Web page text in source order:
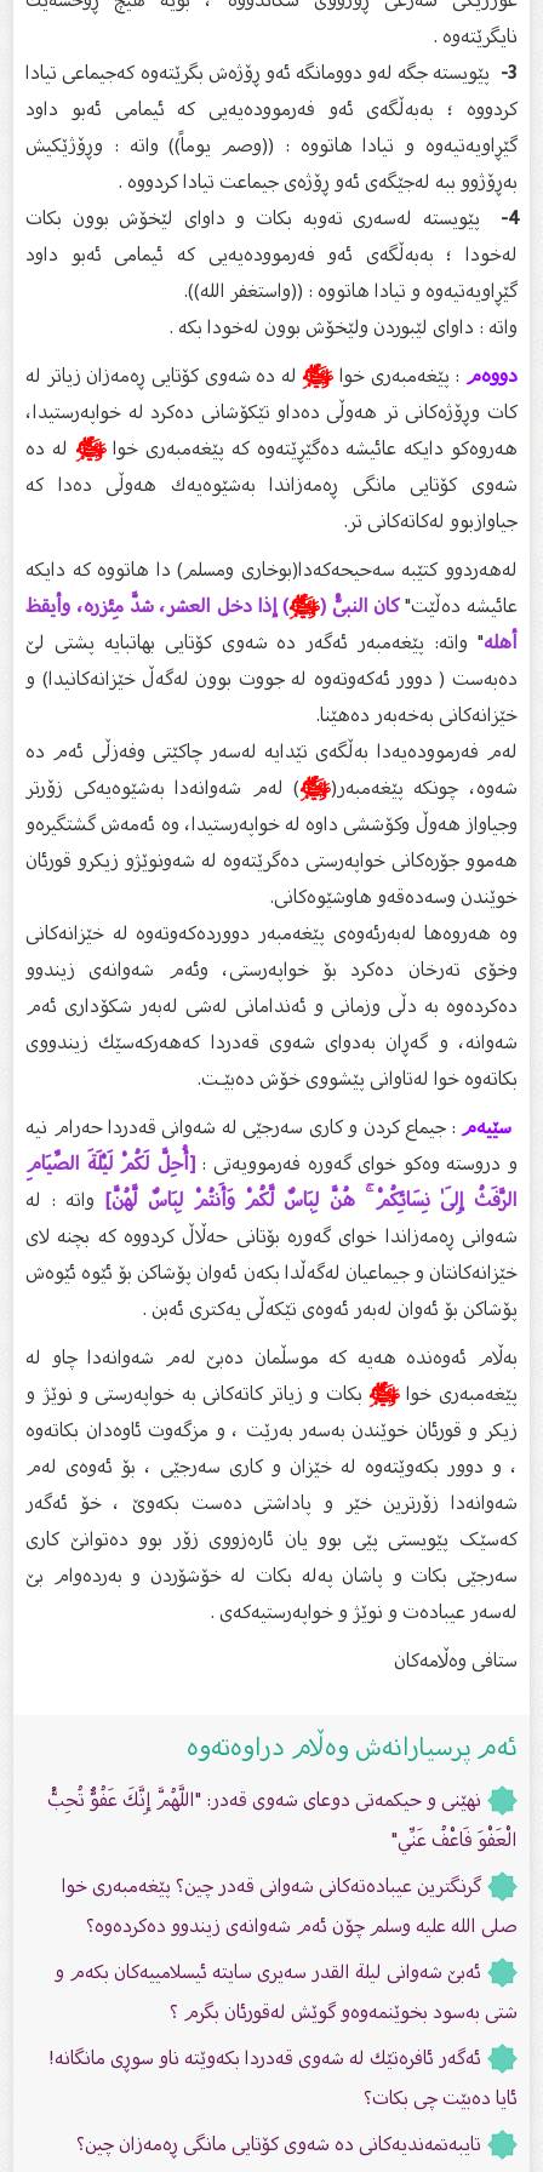
نایگرێته‌وه‌ .
پێویسته‌ جگه‌ له‌و دوومانگه‌ ئه‌و ڕۆژه‌ش بگرێته‌وه‌ كه‌جیماعی تیادا
كردووه‌ ؛ به‌به‌ڵگه‌ی ئه‌و فه‌رمووده‌یه‌یی كه‌ ئیمامی ئه‌بو داود
گێڕاویه‌تیه‌وه‌ و تیادا هاتووه‌ : ((وصم یوماً)) واته‌ : وڕۆژێكیش
به‌ڕۆژوو ببه‌ له‌جێگه‌ی ئه‌و ڕۆژه‌ی جیماعت تیادا كردووه‌ .
پێویسته‌ له‌سه‌ری ته‌وبه‌ بكات و داوای لێخۆش بوون بكات
له‌خودا ؛ به‌به‌ڵگه‌ی ئه‌و فه‌رمووده‌یه‌یی كه‌ ئیمامی ئه‌بو داود
گێڕاویه‌تیه‌وه‌ و تیادا هاتووه‌ : ((واستغفر الله)).
واته‌ : داوای لێبوردن ولێخۆش بوون له‌خودا بكه‌ .
دووەم: پێغەمبەری خواﷺلە دە شەوی کۆتایی ڕەمەزان زیاتر لە
كات وڕۆژەكانی تر هەوڵی دەداو تێكۆشانی دەكرد لە خواپەرستیدا،
هەروەكو دایكە عائیشە دەگێڕێتەوە كە پێغەمبەری خواﷺلە دە
شەوی كۆتایی مانگی ڕەمەزاندا بەشێوەیەك هەوڵی دەدا كە
جیاوازبوو لەكاتەكانی تر.
لەهەردوو كتێبە سەحیحەكەدا(بوخاری ومسلم) دا هاتووە كە دایكە
عائیشە دەڵێت"كان النبىُّ (ﷺ) إذا دخل العشر، شدَّ مِئزره، وأيقظ
أهله" واتە: پێغەمبەر ئەگەر دە شەوی كۆتایی بهاتبایە پشتی لێ
دەبەست ( دوور ئەكەوتەوە لە جووت بوون لەگەڵ خێزانەكانیدا) و
خێزانەكانی بەخەبەر دەهێنا.
لەم فەرموودەیەدا بەڵگەی تێدایە لەسەر چاكێتی وفەزڵی ئەم دە
شەوە، چونكە پێغەمبەر(ﷺ) لەم شەوانەدا بەشێوەیەكی زۆرتر
وجیاواز هەوڵ وكۆششی داوە لە خواپەرستیدا، وە ئەمەش گشتگیرەو
هەموو جۆرەكانی خواپەرستی دەگرێتەوە لە شەونوێژو زیكرو قورئان
خوێندن وسەدەقەو هاوشێوەكانی.
وە هەروەها لەبەرئەوەی پێغەمبەر دووردەكەوتەوە لە خێزانەكانی
وخۆی تەرخان دەكرد بۆ خواپەرستی، وئەم شەوانەی زیندوو
دەكردەوە بە دڵی وزمانی و ئەندامانی لەشی لەبەر شكۆداری ئەم
شەوانە، و گەڕان بەدوای شەوی قەدردا كەهەركەسێك زیندووی
بكاتەوە خوا لەتاوانی پێشووی خۆش دەبێـت.
سێیەم: جیماع کردن و کارى سەرجێی لە شەوانى قەدردا حەرام نیە
و دروستە وەکو خواى گەورە فەرموویەتى : [أُحِلَّ لَكُمْ لَيْلَةَ الصِّيَامِ
الرَّفَثُ إِلَىٰ نِسَائِكُمْ ۚ هُنَّ لِبَاسٌ لَّكُمْ وَأَنتُمْ لِبَاسٌ لَّهُنَّ]واتە : له‌
شه‌وانی ڕه‌مه‌زاندا خوای گه‌وره‌ بۆتانی حه‌ڵاڵ كردووه‌ كه‌ بچنه‌ لای
خێزانه‌كانتان و جیماعیان له‌گه‌ڵدا بكه‌ن ئه‌وان پۆشاكن بۆ ئێوه‌ ئێوه‌ش
پۆشاكن بۆ ئه‌وان له‌به‌ر ئه‌وه‌ی تێكه‌ڵی یه‌كتری ئه‌بن .
بەڵام ئەوەندە هەیە کە موسڵمان دەبێ لەم شەوانەدا چاو لە
پێغەمبەرى خواﷺبکات و زیاتر کاتەکانى بە خواپەرستى و نوێژ و
زیکر و قورئان خوێندن بەسەر بەرێت ، و مزگەوت ئاوەدان بکاتەوە
، و دوور بکەوێتەوە لە خێزان و کارى سەرجێی ، بۆ ئەوەى لەم
شەوانەدا زۆرترین خێر و پاداشتی دەست بکەوێ ، خۆ ئەگەر
کەسێک پێویستى پێی بوو یان ئارەزووى زۆر بوو دەتوانێ کارى
سەرجێی بکات و پاشان پەلە بکات لە خۆشۆردن و بەردەوام بێ
لەسەر عیبادەت و نوێژ و خواپەرستیەکەی .
ستافی وەڵامەکان
ئەم پرسیارانەش وەڵام دراوەتەوە
نهێنی و حیكمەتی دوعای شەوی قەدر: "اللَّهُمَّ إِنَّكَ عَفُوٌّ تُحِبُّ
الْعَفْوَ فَاعْفُ عَنِّي"
گرنگترین عیبادەتەکانى شەوانى قەدر چین؟ پێغەمبەرى خوا
صلى الله علیه وسلم چۆن ئەم شەوانەى زیندوو دەکردەوە؟
ئەبێ شەوانی ليلة القدر سەیری سایتە ئیسلامییەكان بکەم و
شتی بەسود بخوێنمەوەو گوێش لەقورئان بگرم ؟
ئه‌گه‌ر ئافره‌تێك له ‌شه‌وی قه‌دردا بكه‌وێته‌ ناو سوڕی مانگانه‌!
ئایا ده‌بێت چی بكات؟
تایبەتمەندیەكانی دە شەوی كۆتایی مانگى ڕەمەزان چین؟